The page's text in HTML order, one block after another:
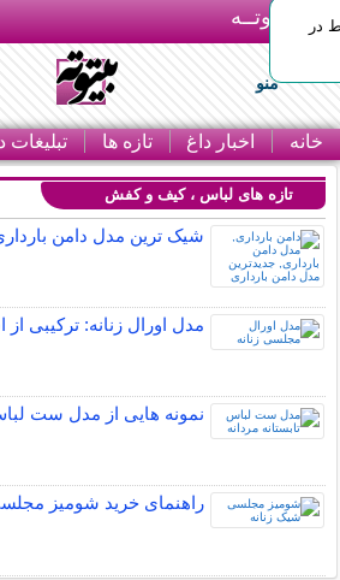
بـیتوتــه
منو
خانه اخبار داغ تازه ها تبلیغات
در
تازه های لباس ، کیف و کفش
شیک ترین مدل دامن
مدل اورال زنانه: ترکیبی از
نمونه هایی از مدل ست
راهنمای خرید شومیز مجلسی